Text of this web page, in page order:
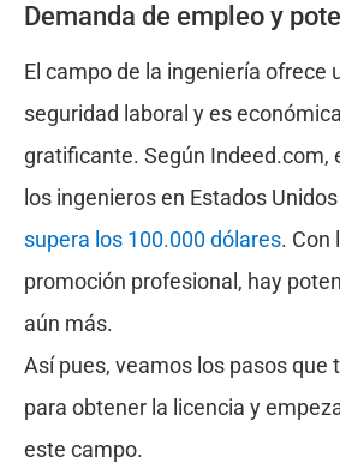
Demanda de empleo y
El campo de la ingeniería ofrece
seguridad laboral y es
gratificante. Según Indeed.com,
los ingenieros en Estados Unidos
supera los 100.000 dólares. Con
promoción profesional, hay
aún más.
Así pues, veamos los pasos que
para obtener la licencia y
este campo.